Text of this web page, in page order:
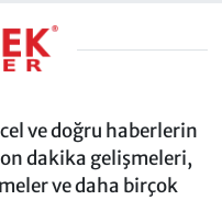
ve doğru haberlerin
dakika gelişmeleri,
ve daha birçok